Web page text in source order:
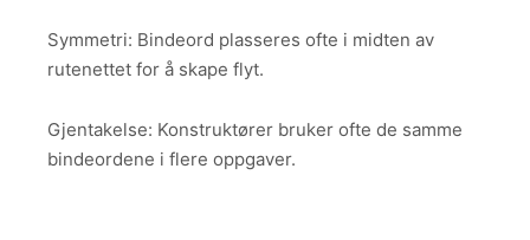
Symmetri: Bindeord plasseres ofte i midten av
rutenettet for å skape flyt.
Gjentakelse: Konstruktører bruker ofte de samme
bindeordene i flere oppgaver.